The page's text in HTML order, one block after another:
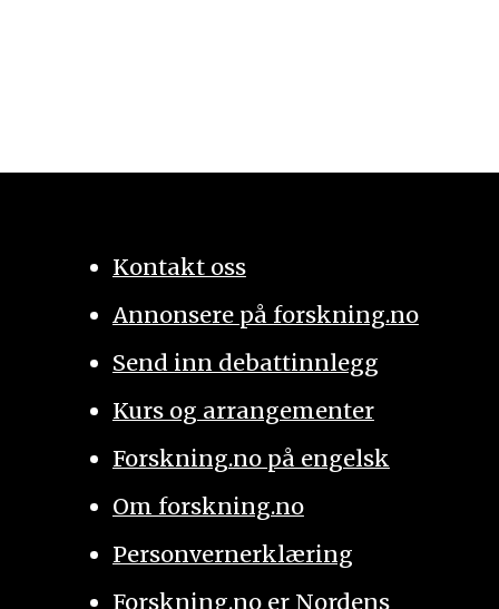
Kontakt oss
Annonsere på forskning.no
Send inn debattinnlegg
Kurs og arrangementer
Forskning.no på engelsk
Om forskning.no
Personvernerklæring
Forskning.no er Nordens